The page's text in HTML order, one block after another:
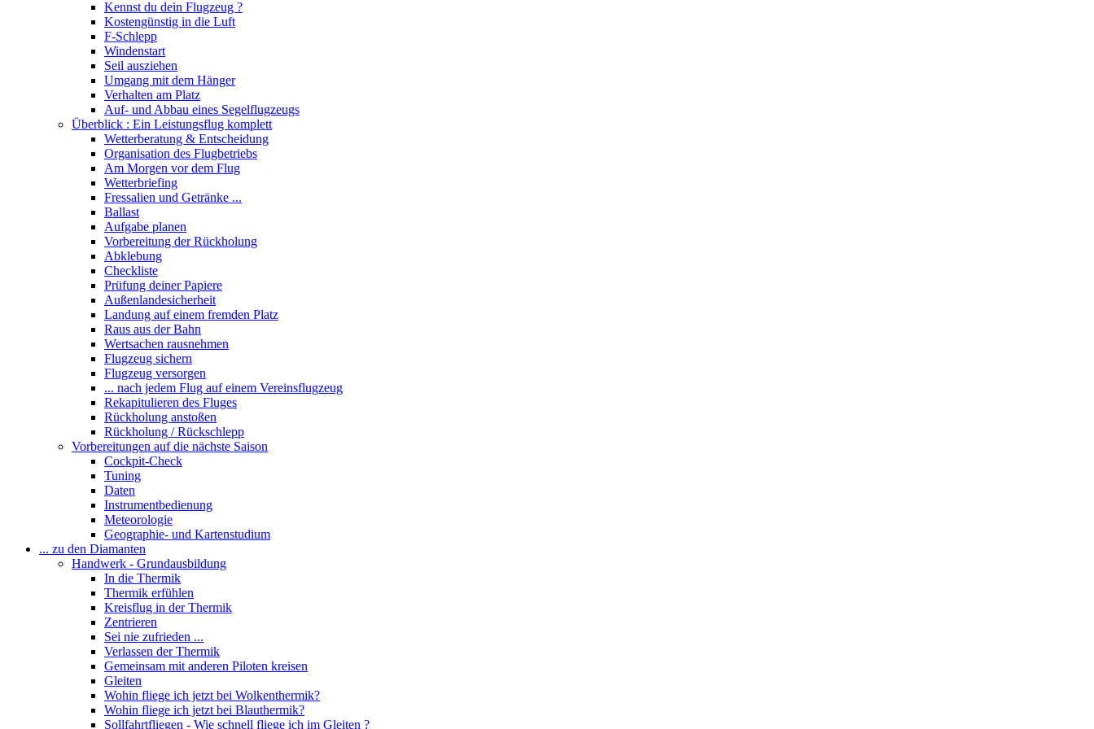
Kennst du dein Flugzeug ?
Kostengünstig in die Luft
F-Schlepp
Windenstart
Seil ausziehen
Umgang mit dem Hänger
Verhalten am Platz
Auf- und Abbau eines Segelflugzeugs
Überblick : Ein Leistungsflug komplett
Wetterberatung & Entscheidung
Organisation des Flugbetriebs
Am Morgen vor dem Flug
Wetterbriefing
Fressalien und Getränke ...
Ballast
Aufgabe planen
Vorbereitung der Rückholung
Abklebung
Checkliste
Prüfung deiner Papiere
Außenlandesicherheit
Landung auf einem fremden Platz
Raus aus der Bahn
Wertsachen rausnehmen
Flugzeug sichern
Flugzeug versorgen
... nach jedem Flug auf einem Vereinsflugzeug
Rekapitulieren des Fluges
Rückholung anstoßen
Rückholung / Rückschlepp
Vorbereitungen auf die nächste Saison
Cockpit-Check
Tuning
Daten
Instrumentbedienung
Meteorologie
Geographie- und Kartenstudium
... zu den Diamanten
Handwerk - Grundausbildung
In die Thermik
Thermik erfühlen
Kreisflug in der Thermik
Zentrieren
Sei nie zufrieden ...
Verlassen der Thermik
Gemeinsam mit anderen Piloten kreisen
Gleiten
Wohin fliege ich jetzt bei Wolkenthermik?
Wohin fliege ich jetzt bei Blauthermik?
Sollfahrtfliegen - Wie schnell fliege ich im Gleiten ?